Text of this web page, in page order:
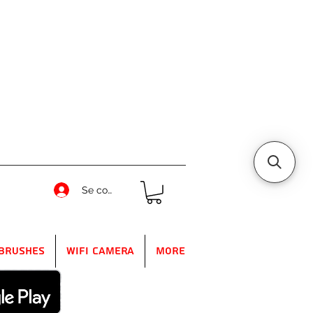
Se connecter
WIFI Camera More